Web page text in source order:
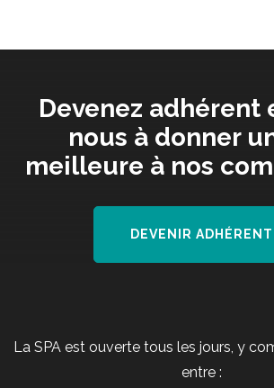
Devenez adhérent
nous à donner
meilleure à nos
DEVENIR ADHÉRENT
La SPA est ouverte tous les jours, y
entre :